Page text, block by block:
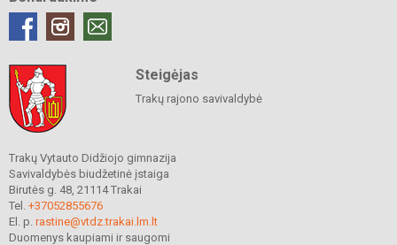
Steigėjas
Trakų rajono savivaldybė
Trakų Vytauto Didžiojo gimnazija
Savivaldybės biudžetinė įstaiga
Birutės g. 48, 21114 Trakai
Tel. +37052855676
El. p. rastine@vtdz.trakai.lm.lt
Duomenys kaupiami ir saugomi